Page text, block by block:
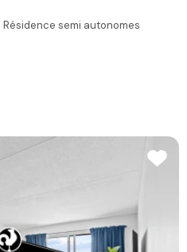
Résidence semi autonomes